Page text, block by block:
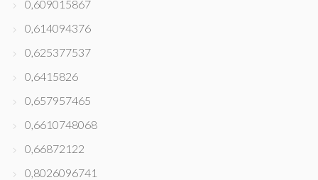
0,609015867
0,614094376
0,625377537
0,6415826
0,657957465
0,6610748068
0,66872122
0,8026096741